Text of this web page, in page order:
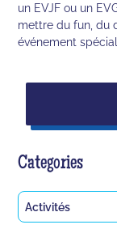
un EVJF ou un
mettre du fun, du
événement
Categories
Activités